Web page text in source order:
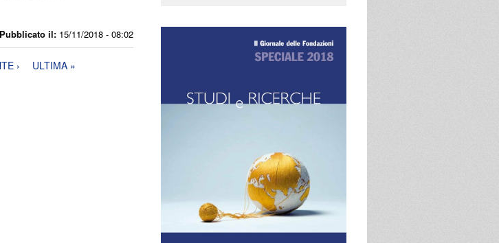
Pubblicato il: 15/11/2018 - 08:02
› ULTIMA »